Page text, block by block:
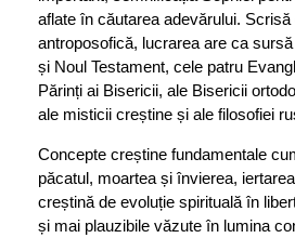
aflate în căutarea adevărului.
antroposofică, lucrarea are ca
și Noul Testament, cele patru
Părinți ai Bisericii, ale Bisericii
ale misticii creștine și ale filosofiei
Concepte creștine fundamentale
păcatul, moartea și învierea,
creștină de evoluție spirituală în
și mai plauzibile văzute în lumina